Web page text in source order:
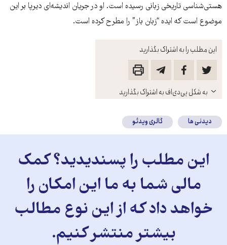
این مطلب را به اشتراک بگذارید
باز
کنید
به شکل پی‌دی‌اف به اشتراک بگذارید
هستی‌شناسی تاریخی زبانی رسیده است. او در جریان اندیشه‌ای دیرپا بر این
موضوع است که ایده “زبان باز” را مطرح کرده است.
دیدنی ها گالری ویدئو
این مطلب را پسندیدید؟ کمک
مالی شما به ما این امکان را
خواهد داد که از این نوع مطالب
بیشتر منتشر کنیم.